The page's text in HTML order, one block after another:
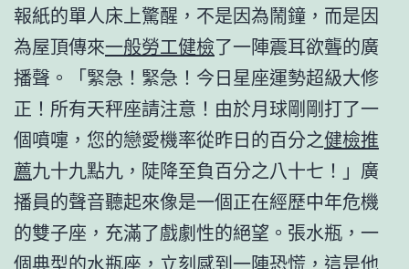
報紙的單人床上驚醒，不是因為鬧鐘，而是因
為屋頂傳來一般勞工健檢了一陣震耳欲聾的廣
播聲。「緊急！緊急！今日星座運勢超級大修
正！所有天秤座請注意！由於月球剛剛打了一
個噴嚏，您的戀愛機率從昨日的百分之健檢推
薦九十九點九，陡降至負百分之八十七！」廣
播員的聲音聽起來像是一個正在經歷中年危機
的雙子座，充滿了戲劇性的絕望。張水瓶，一
個典型的水瓶座，立刻感到一陣恐慌，這是他